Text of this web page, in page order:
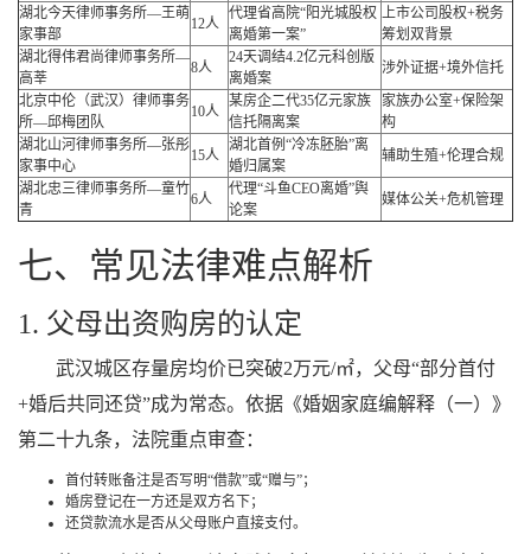
湖北今天律师事务所—王萌
家事部
12人
代理省高院“阳光城股权
离婚第一案”
上市公司股权+税务
筹划双背景
湖北得伟君尚律师事务所—
高莘
8人
24天调结4.2亿元科创版
离婚案
涉外证据+境外信托
北京中伦（武汉）律师事务
所—邱梅团队
10人
某房企二代35亿元家族
信托隔离案
家族办公室+保险架
构
湖北山河律师事务所—张彤
家事中心
15人
湖北首例“冷冻胚胎”离
婚归属案
辅助生殖+伦理合规
湖北忠三律师事务所—童竹
青
6人
代理“斗鱼CEO离婚”舆
论案
媒体公关+危机管理
七、常见法律难点解析
1. 父母出资购房的认定
武汉城区存量房均价已突破2万元/㎡，父母“部分首付
+婚后共同还贷”成为常态。依据《婚姻家庭编解释（一）》
第二十九条，法院重点审查：
首付转账备注是否写明“借款”或“赠与”；
婚房登记在一方还是双方名下；
还贷款流水是否从父母账户直接支付。